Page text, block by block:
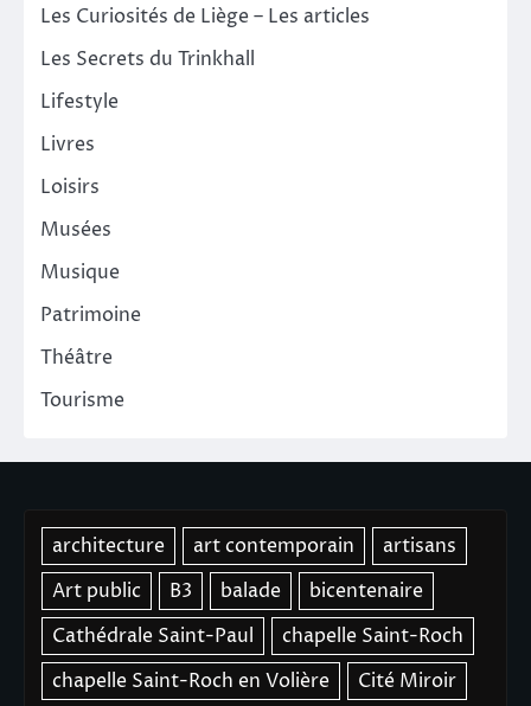
Les Curiosités de Liège – Les articles
Les Secrets du Trinkhall
Lifestyle
Livres
Loisirs
Musées
Musique
Patrimoine
Théâtre
Tourisme